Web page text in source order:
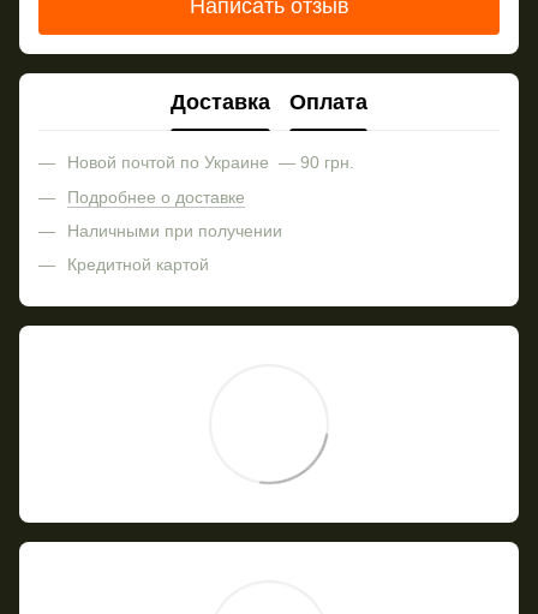
Написать отзыв
Доставка Оплата
Новой почтой по Украине — 90 грн.
Подробнее о доставке
Наличными при получении
Кредитной картой